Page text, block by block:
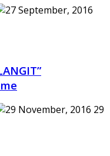
29